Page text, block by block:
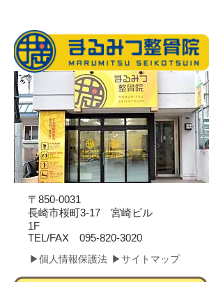
〒850-0031
長崎市桜町3-17 宮崎ビル
1F
​TEL/FAX 095-820-3020
▶個人情報保護法 ▶サイトマップ